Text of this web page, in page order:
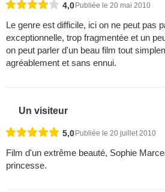
4,0 Publiée le 20 mai 2010
Le genre est difficile, ici on ne peut pas
exceptionnelle, trop fragmentée et un
on peut parler d'un beau film tout
agréablement et sans ennui.
Un visiteur
5,0 Publiée le 20 juillet 2010
Film d'un extrême beauté, Sophie
princesse.